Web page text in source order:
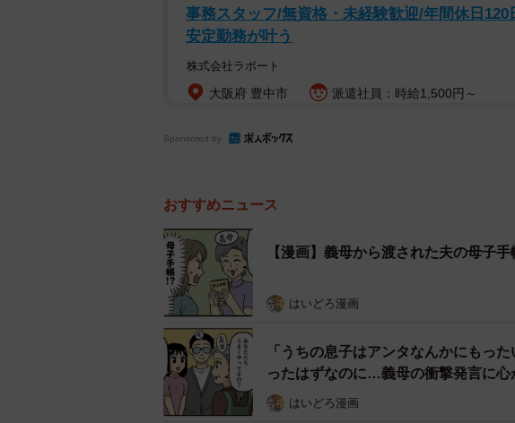
事務スタッフ/無資格・未経験歓迎/年間休日
安定勤務が叶う
株式会社ラポート
大阪府 豊中市 派遣社員：時給1,500円～
Sponsored by
おすすめニュース
【漫画】義母から渡された夫の母子
はいどろ漫画
「うちの息子はアンタなんかにもっ
ったはずなのに…義母の衝撃発言に心
はいどろ漫画